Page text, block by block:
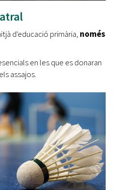
d'educació primària, només
en les que es donaran
assajos.